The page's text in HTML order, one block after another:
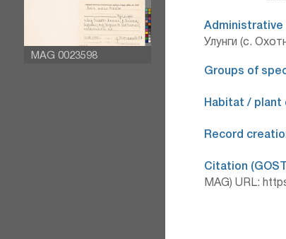
MAG 0023598
Administrative
Улунги (с.
Groups of
Habitat / plant
Record
Citation
MAG) URL: